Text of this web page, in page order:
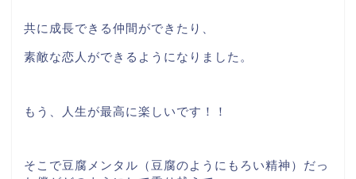
共に成長できる仲間ができたり、
素敵な恋人ができるようになりました。
もう、人生が最高に楽しいです！！
そこで豆腐メンタル（豆腐のようにもろい精神）だっ